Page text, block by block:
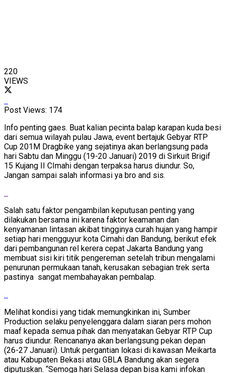
220
VIEWS
Post Views: 174
Info penting gaes. Buat kalian pecinta balap karapan kuda besi
dari semua wilayah pulau Jawa, event bertajuk Gebyar RTP
Cup 201M Dragbike yang sejatinya akan berlangsung pada
hari Sabtu dan Minggu (19-20 Januari) 2019 di Sirkuit Brigif
15 Kujang II CImahi dengan terpaksa harus diundur. So,
Jangan sampai salah informasi ya bro and sis.
Salah satu faktor pengambilan keputusan penting yang
dilakukan bersama ini karena faktor keamanan dan
kenyamanan lintasan akibat tingginya curah hujan yang hampir
setiap hari mengguyur kota Cimahi dan Bandung, berikut efek
dari pembangunan rel kerera cepat Jakarta Bandung yang
membuat sisi kiri titik pengereman setelah tribun mengalami
penurunan permukaan tanah, kerusakan sebagian trek serta
pastinya sangat membahayakan pembalap.
Melihat kondisi yang tidak memungkinkan ini, Sumber
Production selaku penyelenggara dalam siaran pers mohon
maaf kepada semua pihak dan menyatakan Gebyar RTP Cup
harus diundur. Rencananya akan berlangsung pekan depan
(26-27 Januari). Untuk pergantian lokasi di kawasan Meikarta
atau Kabupaten Bekasi atau GBLA Bandung akan segera
diputuskan. “Semoga hari Selasa depan bisa kami infokan